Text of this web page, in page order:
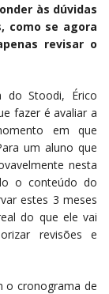
às dúvidas
como se agora
revisar o
do Stoodi, Érico
fazer é avaliar a
em que
um aluno que
nesta
o conteúdo do
estes 3 meses
do que ele vai
revisões e
o cronograma de